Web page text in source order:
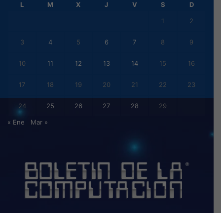
L M X J V S D
1 2
3 4 5 6 7 8 9
10 11 12 13 14 15 16
17 18 19 20 21 22 23
24 25 26 27 28 29
« Ene Mar »